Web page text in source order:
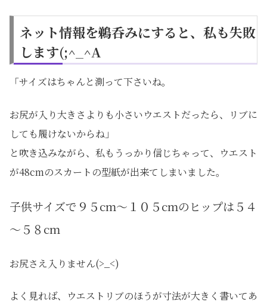
ネット情報を鵜呑みにすると、私も失敗
します(;^_^A
「サイズはちゃんと測って下さいね。
お尻が入り大きさよりも小さいウエストだったら、リブに
しても履けないからね」
と吹き込みながら、私もうっかり信じちゃって、ウエスト
が48cmのスカートの型紙が出来てしまいました。
子供サイズで９５cm～１０５cmのヒップは５４
～５８cm
お尻さえ入りません(>_<)
よく見れば、ウエストリブのほうが寸法が大きく書いてあ